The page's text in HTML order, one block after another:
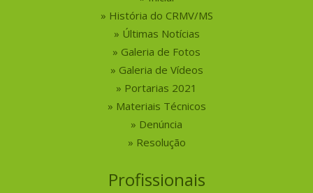
História do CRMV/MS
Últimas Notícias
Galeria de Fotos
Galeria de Vídeos
Portarias 2021
Materiais Técnicos
Denúncia
Resolução
Profissionais